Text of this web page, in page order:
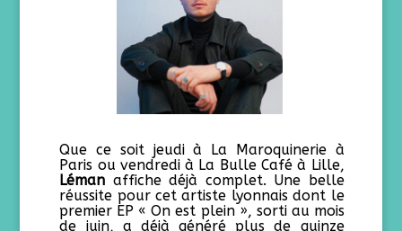
Que ce soit jeudi à La Maroquinerie à
Paris ou vendredi à La Bulle Café à Lille,
Léman affiche déjà complet. Une belle
réussite pour cet artiste lyonnais dont le
premier EP « On est plein », sorti au mois
de juin, a déjà généré plus de quinze